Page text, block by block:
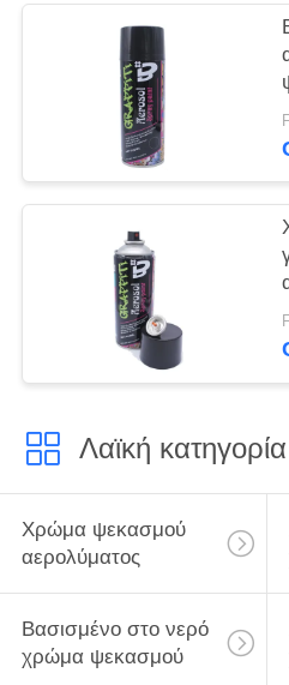
Λαϊκή κατηγορία
Χρώμα ψεκασμού
αερολύματος
Βασισμένο στο νερό
χρώμα ψεκασμού